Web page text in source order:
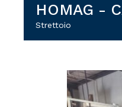
HOMAG -
Strettoio